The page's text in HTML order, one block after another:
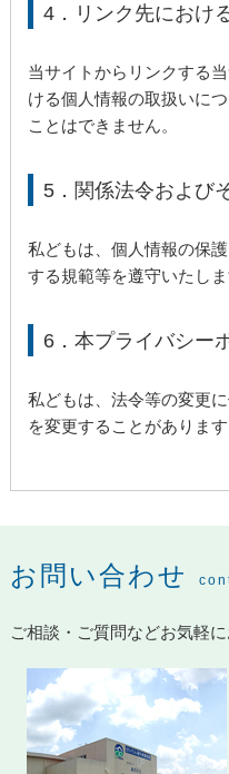
4．リンク先におけ
当サイトからリンクする
ける個人情報の取扱いに
ことはできません。
5．関係法令および
私どもは、個人情報の保
する規範等を遵守いたしま
6．本プライバシー
私どもは、法令等の変更
を変更することがあります
お問い合わせ
ご相談・ご質問などお気軽